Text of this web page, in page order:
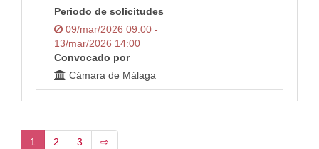
Periodo de solicitudes
09/mar/2026 09:00 -
13/mar/2026 14:00
Convocado por
Cámara de Málaga
1 2 3 ⇨